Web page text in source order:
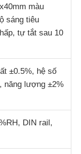
màu
sáng tiêu
tự tắt sau 10
±0.5%, hệ số
năng lượng ±2%
DIN rail,